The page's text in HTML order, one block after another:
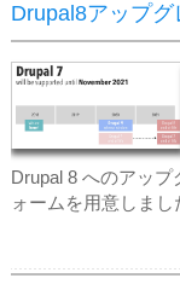
Drupal8アップ
Drupal 8 へのアッ
ォームを用意しまし